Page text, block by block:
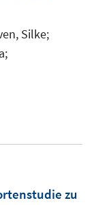
Silke;
zu